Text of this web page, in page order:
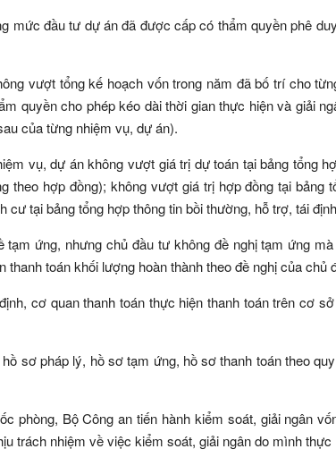
mức đầu tư dự án đã được cấp có thẩm quyền phê
vượt tổng kế hoạch vốn trong năm đã bố trí cho
quyền cho phép kéo dài thời gian thực hiện và giải
của từng nhiệm vụ, dự án).
vụ, dự án không vượt giá trị dự toán tại bảng tổng
hợp đồng); không vượt giá trị hợp đồng tại bảng
tại bảng tổng hợp thông tin bồi thường, hỗ trợ, tái
ứng, nhưng chủ đầu tư không đề nghị tạm ứng
toán khối lượng hoàn thành theo đề nghị của chủ
cơ quan thanh toán thực hiện thanh toán trên cơ
sơ pháp lý, hồ sơ tạm ứng, hồ sơ thanh toán theo
phòng, Bộ Công an tiến hành kiểm soát, giải ngân
trách nhiệm về việc kiểm soát, giải ngân do mình thực